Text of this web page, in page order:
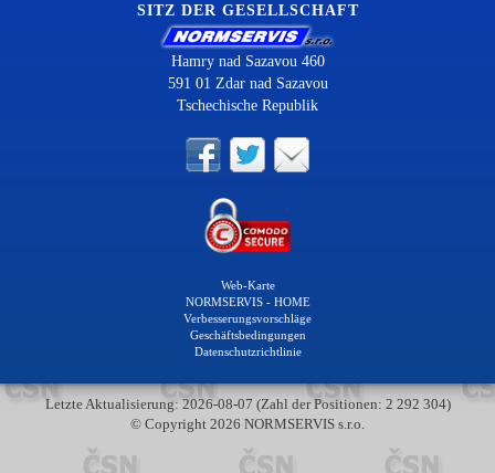
SITZ DER GESELLSCHAFT
Hamry nad Sazavou 460
591 01 Zdar nad Sazavou
Tschechische Republik
Web-Karte
NORMSERVIS - HOME
Verbesserungsvorschläge
Geschäftsbedingungen
Datenschutzrichtlinie
Letzte Aktualisierung: 2026-08-07 (Zahl der Positionen: 2 292 304)
© Copyright 2026 NORMSERVIS s.r.o.